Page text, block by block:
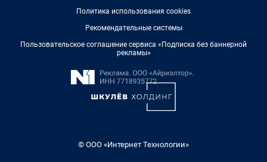
Политика использования cookies
Рекомендательные системы
Пользовательское соглашение сервиса «Подписка без баннерной
рекламы»
© ООО «Интернет Технологии»